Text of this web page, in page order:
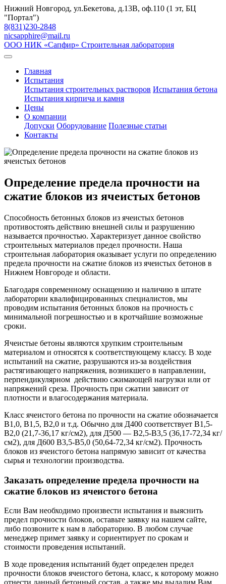
Skip
to
content
Нижний Новгород, ул.Бекетова, д.13В, оф.110 (1 эт, БЦ
"Портал")
8(831)230-2848
nicsapphire@mail.ru
ООО НИК «Сапфир» Строительная лаборатория
Главная
Испытания
Испытания строительных растворов Испытания бетона
Испытания кирпича и камня
Цены
О компании
Допуски Оборудование Полезные статьи
Контакты
Определение предела прочности на
сжатие блоков из ячеистых бетонов
Способность бетонных блоков из ячеистых бетонов
противостоять действию внешней силы и разрушению
называется прочностью. Характеризует данное свойство
строительных материалов предел прочности. Наша
строительная лаборатория оказывает услуги по определению
предела прочности на сжатие блоков из ячеистых бетонов в
Нижнем Новгороде и области.
Благодаря современному оснащению и наличию в штате
лаборатории квалифицированных специалистов, мы
проводим испытания бетонных блоков на прочность с
минимальной погрешностью и в кротчайшие возможные
сроки.
Ячеистые бетоны являются хрупким строительным
материалом и относятся к соответствующему классу. В ходе
испытаний на сжатие, разрушаются из-за воздействия
растягивающего напряжения, возникшего в направлении,
перпендикулярном действию сжимающей нагрузки или от
напряжений среза. Прочность при сжатии зависит от
плотности и влагосодержания материала.
Класс ячеистого бетона по прочности на сжатие обозначается
В1,0, В1,5, В2,0 и т.д. Обычно для Д400 соответствует В1,5-
В2,0 (21,7-36,17 кг/см2), для Д500 — В2,5-В3,5 (36,17-72,34 кг/
см2), для Д600 В3,5-В5,0 (50,64-72,34 кг/см2). Прочность
блоков из ячеистого бетона напрямую зависит от качества
сырья и технологии производства.
Заказать определение предела прочности на
сжатие блоков из ячеистого бетона
Если Вам необходимо произвести испытания и выяснить
предел прочности блоков, оставьте заявку на нашем сайте,
либо позвоните к нам в лабораторию. В любом случае
менеджер примет заявку и сориентирует по срокам и
стоимости проведения испытаний.
В ходе проведения испытаний будет определен предел
прочности блоков ячеистого бетона, класс, к которому можно